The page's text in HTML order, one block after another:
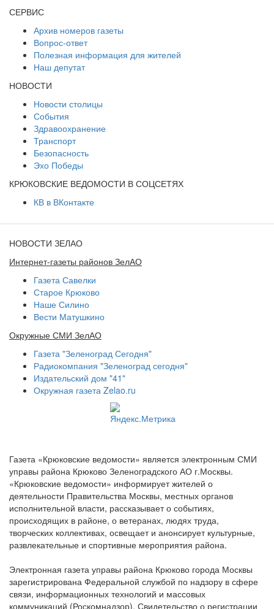
СЕРВИС
Архив номеров газеты
Вопрос-ответ
Полезная информация для жителей
Наш депутат
НОВОСТИ
Новости столицы
События
Здравоохранение
Транспорт
Безопасность
Эхо Победы
КРЮКОВСКИЕ ВЕДОМОСТИ В СОЦСЕТЯХ
КВ в ВКонтакте
НОВОСТИ ЗЕЛАО
Интернет-газеты районов ЗелАО
Газета Савелки
Старое Крюково
Наше Силино
Вести Матушкино
Окружные СМИ ЗелАО
Газета "Зеленоград Сегодня"
Радиокомпания "Зеленоград сегодня"
Издательский дом "41"
Окружная газета Zelao.ru
Газета «Крюковские ведомости» является электронным СМИ
управы района Крюково Зеленоградского АО г.Москвы.
«Крюковские ведомости» информирует жителей о
деятельности Правительства Москвы, местных органов
исполнительной власти, рассказывает о событиях,
происходящих в районе, о ветеранах, людях труда,
творческих коллективах, освещает и анонсирует культурные,
развлекательные и спортивные мероприятия района.
Электронная газета управы района Крюково города Москвы
зарегистрирована Федеральной службой по надзору в сфере
связи, информационных технологий и массовых
коммуникаций (Роскомнадзор). Свидетельство о регистрации